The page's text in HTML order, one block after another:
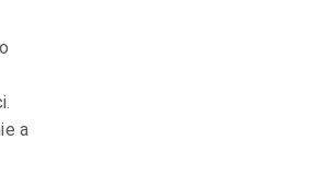
a